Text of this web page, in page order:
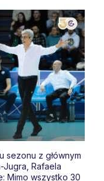
sezonu z głównym
Jugra, Rafaela
Mimo wszystko 30